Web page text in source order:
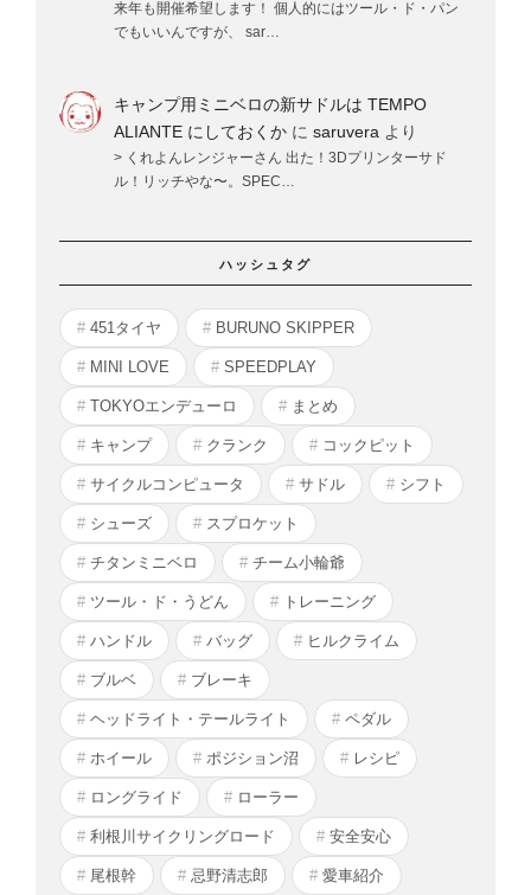
来年も開催希望します！ 個人的にはツール・ド・パン
でもいいんですが、 sar…
キャンプ用ミニベロの新サドルは TEMPO
ALIANTE にしておくかに saruvera より
> くれよんレンジャーさん 出た！3Dプリンターサド
ル！リッチやな〜。SPEC…
ハッシュタグ
451タイヤ BURUNO SKIPPER
MINI LOVE SPEEDPLAY
TOKYOエンデューロ まとめ
キャンプ クランク コックピット
サイクルコンピュータ サドル シフト
シューズ スプロケット
チタンミニベロ チーム小輪爺
ツール・ド・うどん トレーニング
ハンドル バッグ ヒルクライム
ブルベ ブレーキ
ヘッドライト・テールライト ペダル
ホイール ポジション沼 レシピ
ロングライド ローラー
利根川サイクリングロード 安全安心
尾根幹 忌野清志郎 愛車紹介